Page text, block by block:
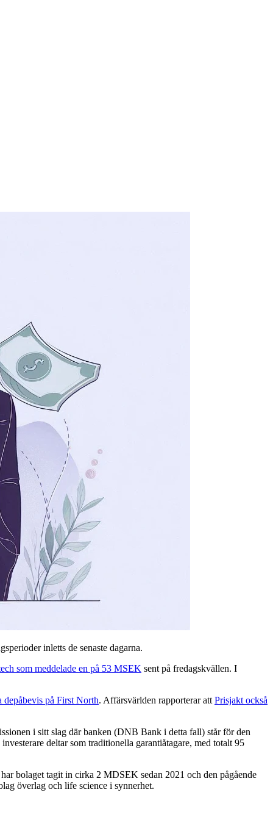
inletts de senaste dagarna.
som meddelade en på 53 MSEK sent på fredagskvällen. I
depåbevis på First North. Affärsvärlden rapporterar att Prisjakt också
i sitt slag där banken (DNB Bank i detta fall) står för den
deltar som traditionella garantiåtagare, med totalt 95
bolaget tagit in cirka 2 MDSEK sedan 2021 och den pågående
överlag och life science i synnerhet.